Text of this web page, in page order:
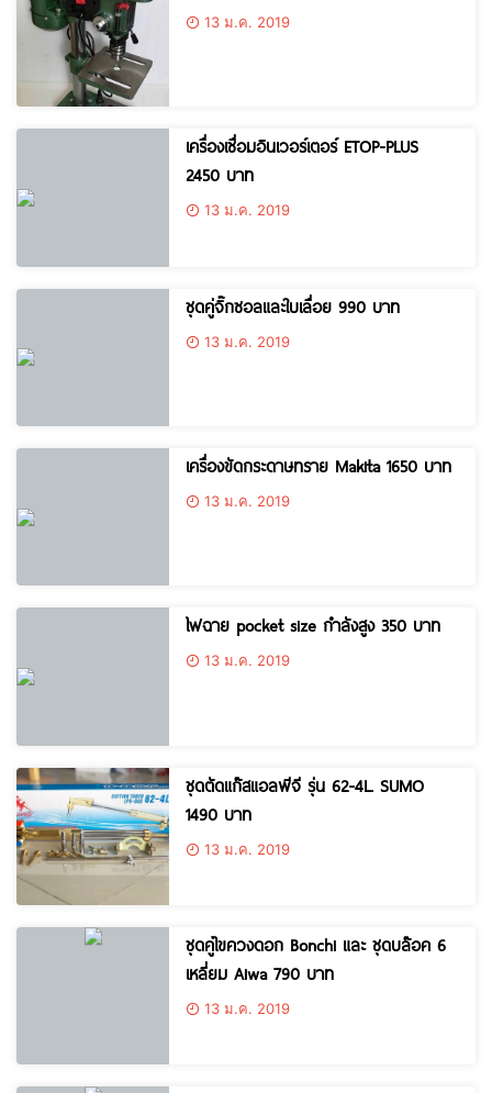
13 ม.ค. 2019
เครื่องเชื่อมอินเวอร์เตอร์ ETOP-PLUS
2450 บาท
13 ม.ค. 2019
ชุดคู่จิ๊กซอลและใบเลื่อย 990 บาท
13 ม.ค. 2019
เครื่องขัดกระดาษทราย Makita 1650 บาท
13 ม.ค. 2019
ไฟฉาย pocket size กำลังสูง 350 บาท
13 ม.ค. 2019
ชุดตัดแก๊สแอลพีจี รุ่น 62-4L. SUMO
1490 บาท
13 ม.ค. 2019
ชุดคู่ไขควงดอก Bonchi และ ชุดบล๊อค 6
เหลี่ยม Aiwa 790 บาท
13 ม.ค. 2019